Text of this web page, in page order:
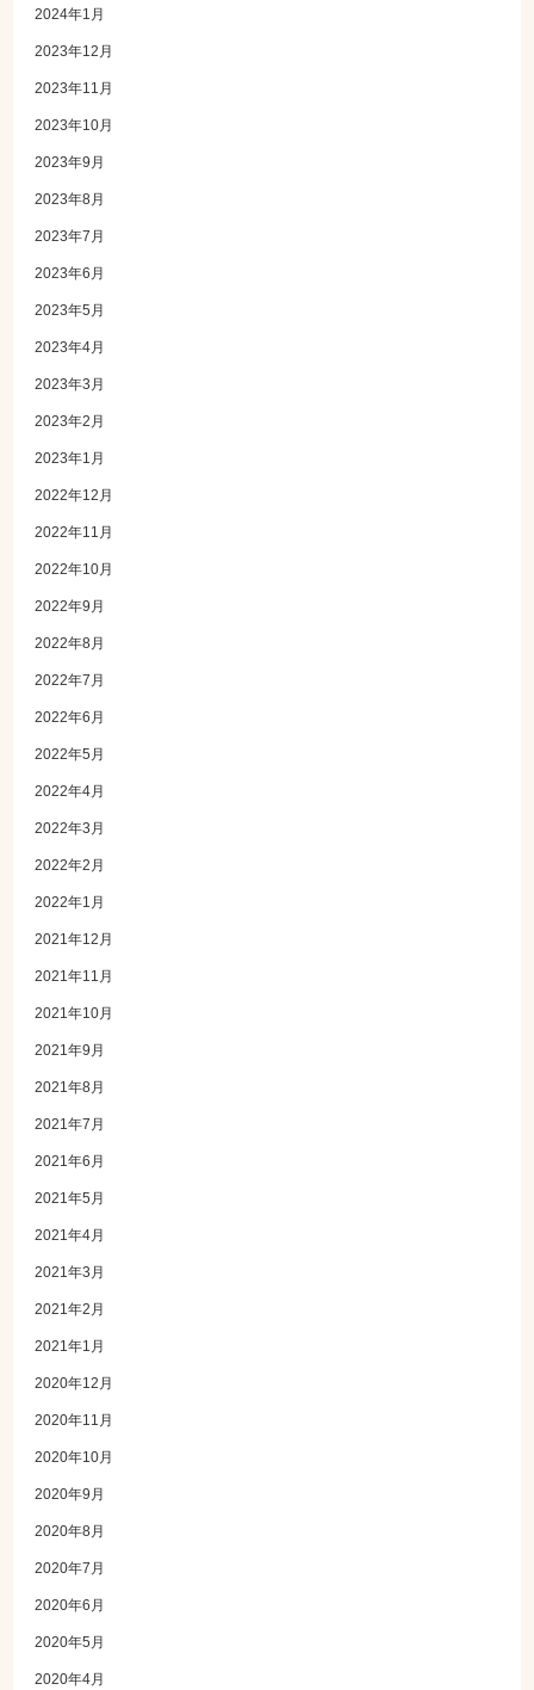
2024年1月
2023年12月
2023年11月
2023年10月
2023年9月
2023年8月
2023年7月
2023年6月
2023年5月
2023年4月
2023年3月
2023年2月
2023年1月
2022年12月
2022年11月
2022年10月
2022年9月
2022年8月
2022年7月
2022年6月
2022年5月
2022年4月
2022年3月
2022年2月
2022年1月
2021年12月
2021年11月
2021年10月
2021年9月
2021年8月
2021年7月
2021年6月
2021年5月
2021年4月
2021年3月
2021年2月
2021年1月
2020年12月
2020年11月
2020年10月
2020年9月
2020年8月
2020年7月
2020年6月
2020年5月
2020年4月